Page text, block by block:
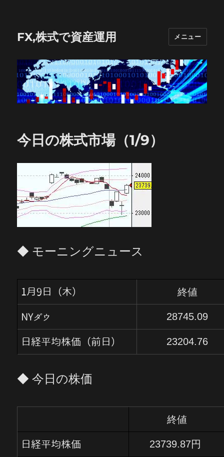
FX,株式で資産運用 メニュー
今日の株式市場（1/9）
◆ モーニングニュース
1月9日（木） 終値
NYダウ 28745.09
日経平均株価（前日） 23204.76
◆ 今日の株価
終値
日経平均株価 23739.87円